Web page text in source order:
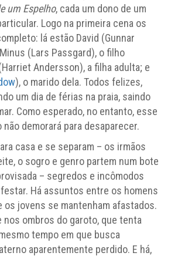
um Espelho, cada um dono de um
Logo na primeira cena os
lá estão David (Gunnar
(Lars Passgard), o filho
Andersson), a filha adulta; e
), o marido dela. Todos felizes,
um dia de férias na praia, saindo
Como esperado, no entanto, esse
demorará para desaparecer.
casa e se separam – os irmãos
o sogro e genro partem num bote
– segredos e incômodos
Há assuntos entre os homens
os jovens se mantenham afastados.
nos ombros do garoto, que tenta
tempo em que busca
aparentemente perdido. E há,